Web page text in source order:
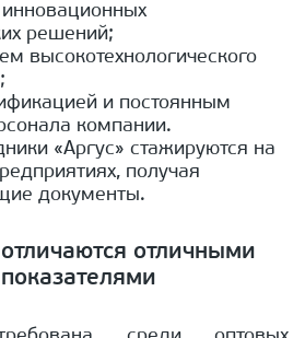
решений;
высокотехнологического
и постоянным
компании.
«Аргус» стажируются на
получая
документы.
отличными